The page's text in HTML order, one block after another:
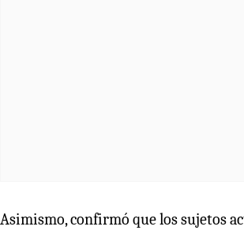
Asimismo, confirmó que los sujetos